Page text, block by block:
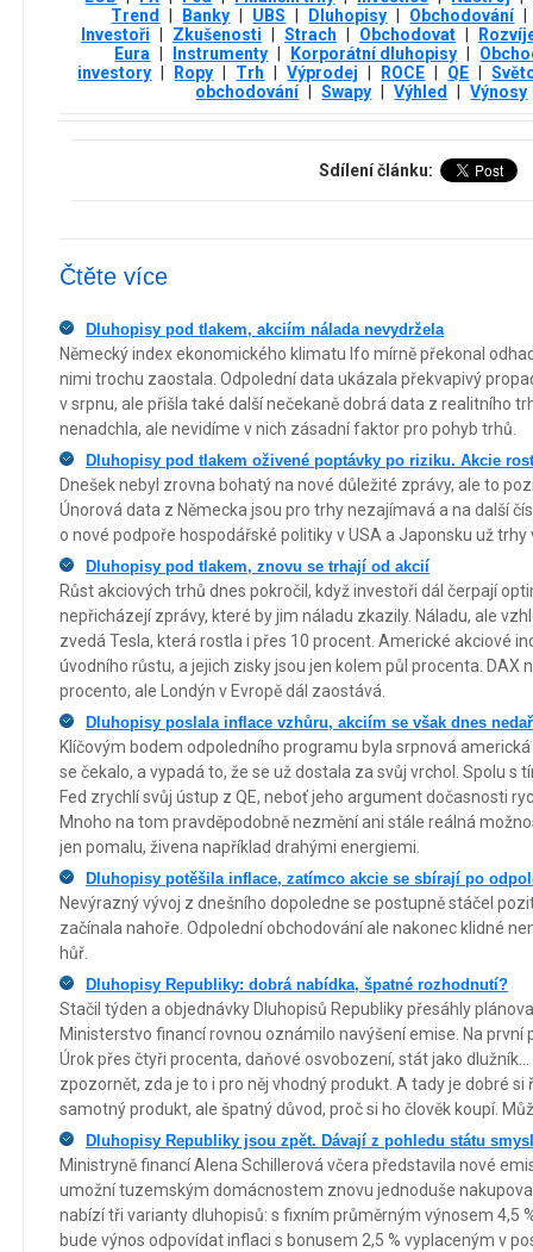
Trend
Banky UBS Dluhopisy Obchodování
Investoři
Zkušenosti Strach Obchodovat
Eura
Instrumenty Korporátní dluhopisy
investory
Ropy Trh Výprodej ROCE QE
obchodování
Swapy Výhled Výnosy
Sdílení článku:
Čtěte více
Dluhopisy pod tlakem, akciím nálada nevydržela
Německý index ekonomického klimatu Ifo mírně překonal
nimi trochu zaostala. Odpolední data ukázala překvapivý
v srpnu, ale přišla také další nečekaně dobrá data z realitního
nenadchla, ale nevidíme v nich zásadní faktor pro pohyb trhů.
Dluhopisy pod tlakem oživené poptávky po riziku. Akcie
Dnešek nebyl zrovna bohatý na nové důležité zprávy, ale to
Únorová data z Německa jsou pro trhy nezajímavá a na další
o nové podpoře hospodářské politiky v USA a Japonsku už
Dluhopisy pod tlakem, znovu se trhají od akcií
Růst akciových trhů dnes pokročil, když investoři dál čerpají
nepřicházejí zprávy, které by jim náladu zkazily. Náladu, ale
zvedá Tesla, která rostla i přes 10 procent. Americké akciové
úvodního růstu, a jejich zisky jsou jen kolem půl procenta. DAX
procento, ale Londýn v Evropě dál zaostává.
Dluhopisy poslala inflace vzhůru, akciím se však dnes
Klíčovým bodem odpoledního programu byla srpnová
se čekalo, a vypadá to, že se už dostala za svůj vrchol. Spolu s
Fed zrychlí svůj ústup z QE, neboť jeho argument dočasnosti
Mnoho na tom pravděpodobně nezmění ani stále reálná
jen pomalu, živena například drahými energiemi.
Dluhopisy potěšila inflace, zatímco akcie se sbírají po
Nevýrazný vývoj z dnešního dopoledne se postupně stáčel
začínala nahoře. Odpolední obchodování ale nakonec klidné
hůř.
Dluhopisy Republiky: dobrá nabídka, špatné rozhodnutí?
Stačil týden a objednávky Dluhopisů Republiky přesáhly
Ministerstvo financí rovnou oznámilo navýšení emise. Na první
Úrok přes čtyři procenta, daňové osvobození, stát jako
zpozornět, zda je to i pro něj vhodný produkt. A tady je dobré
samotný produkt, ale špatný důvod, proč si ho člověk koupí.
Dluhopisy Republiky jsou zpět. Dávají z pohledu státu
Ministryně financí Alena Schillerová včera představila nové
umožní tuzemským domácnostem znovu jednoduše
nabízí tři varianty dluhopisů: s fixním průměrným výnosem 4,5
bude výnos odpovídat inflaci s bonusem 2,5 % vyplaceným v